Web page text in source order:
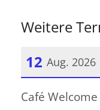
Weitere
12 Aug. 2026
Datum: 12.
Café Welcome